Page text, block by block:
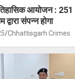
आयोजन : 251
द्वारा संपन्न होगा
Chhattisgarh Crimes